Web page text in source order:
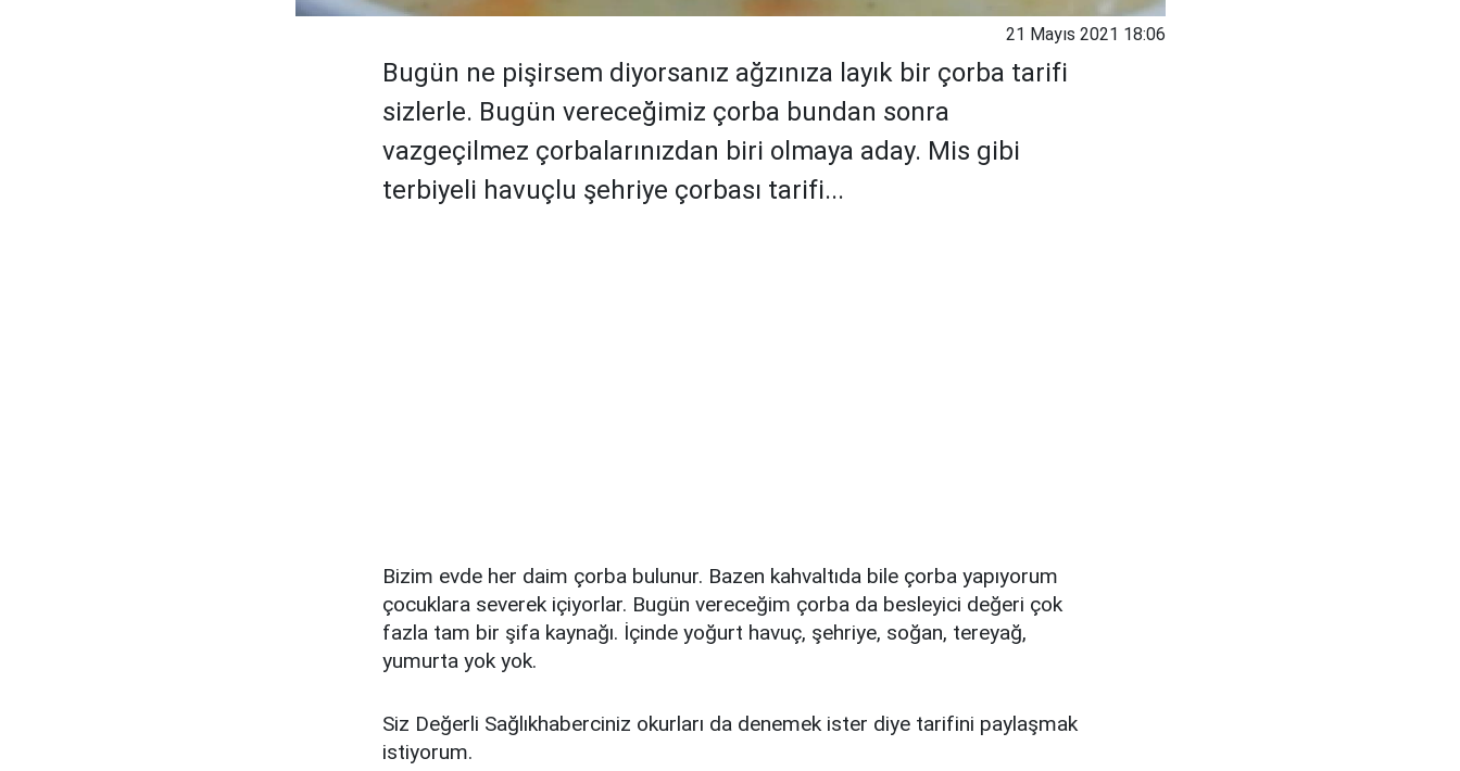
21 Mayıs 2021 18:06
Bugün ne pişirsem diyorsanız ağzınıza layık bir çorba tarifi
sizlerle. Bugün vereceğimiz çorba bundan sonra
vazgeçilmez çorbalarınızdan biri olmaya aday. Mis gibi
terbiyeli havuçlu şehriye çorbası tarifi...
Bizim evde her daim çorba bulunur. Bazen kahvaltıda bile çorba yapıyorum
çocuklara severek içiyorlar. Bugün vereceğim çorba da besleyici değeri çok
fazla tam bir şifa kaynağı. İçinde yoğurt havuç, şehriye, soğan, tereyağ,
yumurta yok yok.
Siz Değerli Sağlıkhaberciniz okurları da denemek ister diye tarifini paylaşmak
istiyorum.